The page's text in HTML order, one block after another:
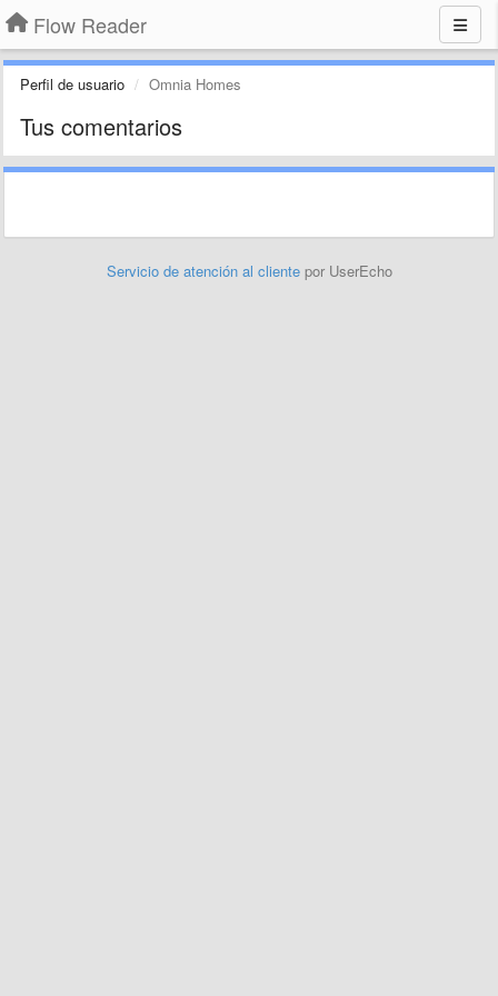
Flow Reader
Perfil de usuario Omnia Homes
Tus comentarios
Servicio de atención al cliente por UserEcho